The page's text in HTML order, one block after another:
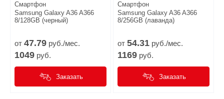
Смартфон
Samsung Galaxy A36 A366
8/128GB (черный)
от 47.79 руб./мес.
1049 руб.
Заказать
Смартфон
Samsung Galaxy A36 A366
8/256GB (лаванда)
от 54.31 руб./мес.
1169 руб.
Заказать